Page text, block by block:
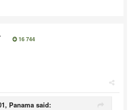
16 744
Panama said: